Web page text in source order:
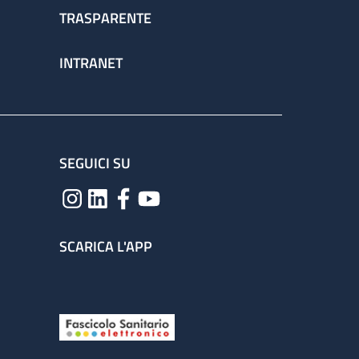
TRASPARENTE
INTRANET
SEGUICI SU
SCARICA L'APP